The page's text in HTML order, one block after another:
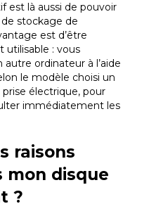
est là aussi de pouvoir
stockage de
est d’être
utilisable : vous
ordinateur à l’aide
le modèle choisi un
électrique, pour
immédiatement les
raisons
mon disque
?